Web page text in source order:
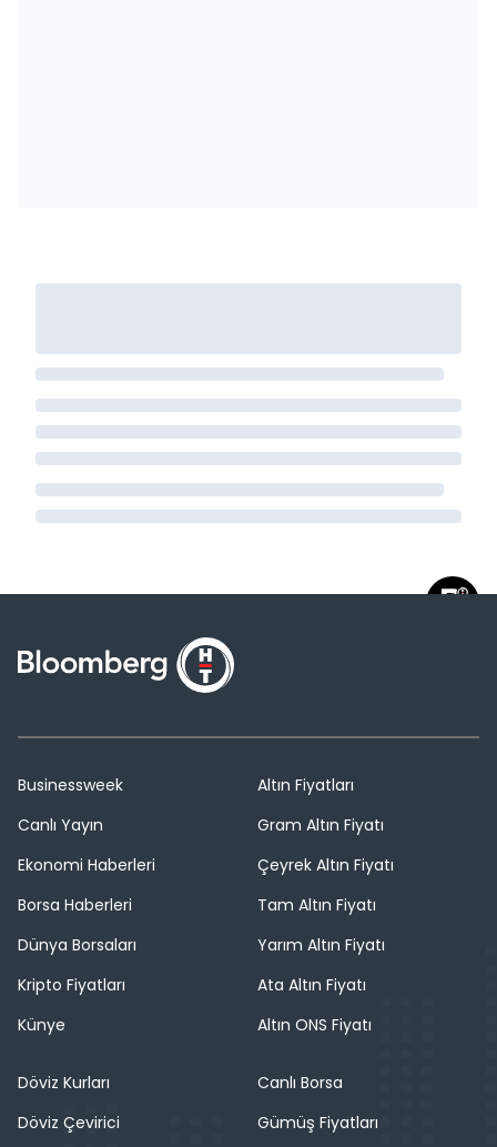
Businessweek
Canlı Yayın
Ekonomi Haberleri
Borsa Haberleri
Dünya Borsaları
Kripto Fiyatları
Künye
Altın Fiyatları
Gram Altın Fiyatı
Çeyrek Altın Fiyatı
Tam Altın Fiyatı
Yarım Altın Fiyatı
Ata Altın Fiyatı
Altın ONS Fiyatı
Döviz Kurları
Döviz Çevirici
Canlı Borsa
Gümüş Fiyatları